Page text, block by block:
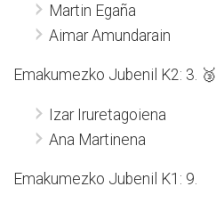
Martin Egaña
Aimar Amundarain
Emakumezko Jubenil K2: 3. 🥉
Izar Iruretagoiena
Ana Martinena
Emakumezko Jubenil K1: 9.